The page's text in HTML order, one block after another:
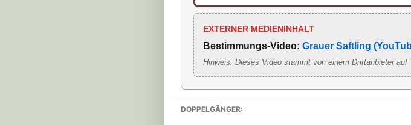
EXTERNER MEDIENINHALT
Bestimmungs-Video: Grauer Saftling
Hinweis: Dieses Video stammt von einem Drittanbieter
DOPPELGÄNGER: